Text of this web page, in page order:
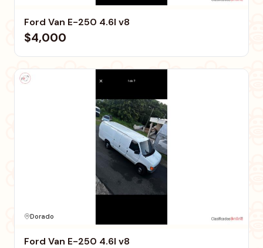
Ford Van E-250 4.6l v8
$4,000
Dorado
Ford Van E-250 4.6l v8